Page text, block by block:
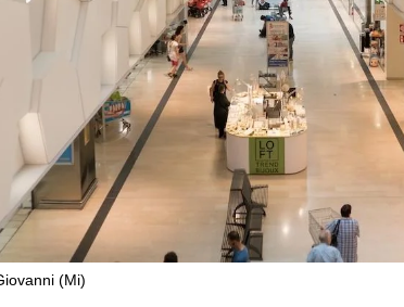
(Mi)